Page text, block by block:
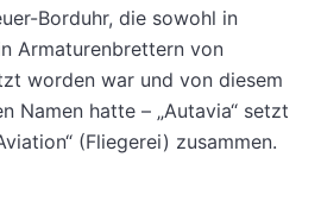
Borduhr, die sowohl in
Armaturenbrettern von
worden war und von diesem
Namen hatte – „Autavia“ setzt
(Fliegerei) zusammen.